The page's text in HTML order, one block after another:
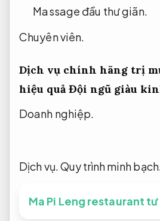
Massage đầu thư giãn.
Chuyên viên.
Dịch vụ chính hãng trị
hiệu quảĐội ngũ giàu
Doanh nghiệp.
Dịch vụ. Quy trình minh bạch.
Ma Pi Leng restaurant